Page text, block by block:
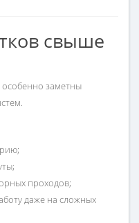
свыше
заметны
проходов;
даже на сложных